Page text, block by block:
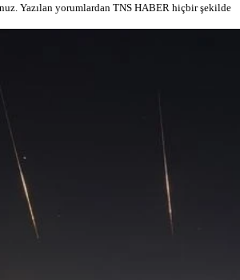
Yazılan yorumlardan TNS HABER hiçbir şekilde